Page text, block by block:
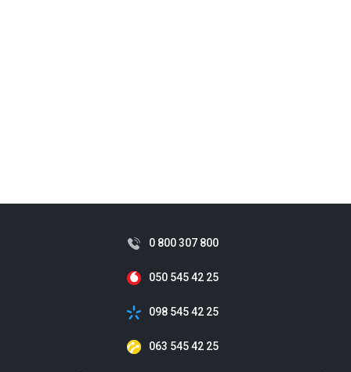
0 800 307 800
050 545 42 25
098 545 42 25
063 545 42 25